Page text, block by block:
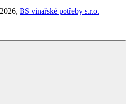
2026, BS vinařské potřeby s.r.o.